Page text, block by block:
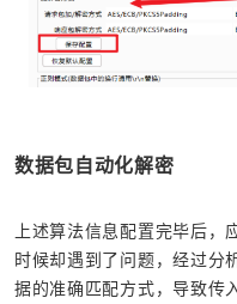
数据包自动化解密
上述算法信息配置完毕后
时候却遇到了问题，经过分
据的准确匹配方式，导致传